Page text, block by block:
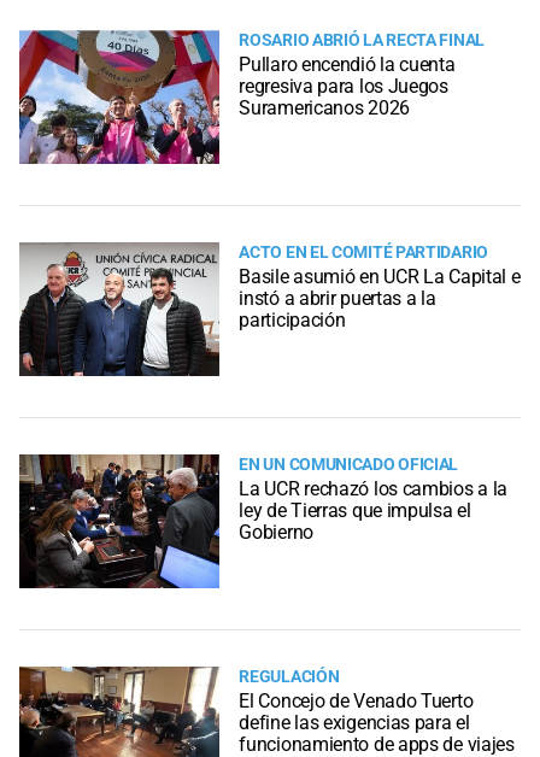
ROSARIO ABRIÓ LA RECTA FINAL
Pullaro encendió la cuenta
regresiva para los Juegos
Suramericanos 2026
ACTO EN EL COMITÉ PARTIDARIO
Basile asumió en UCR La Capital e
instó a abrir puertas a la
participación
EN UN COMUNICADO OFICIAL
La UCR rechazó los cambios a la
ley de Tierras que impulsa el
Gobierno
REGULACIÓN
El Concejo de Venado Tuerto
define las exigencias para el
funcionamiento de apps de viajes